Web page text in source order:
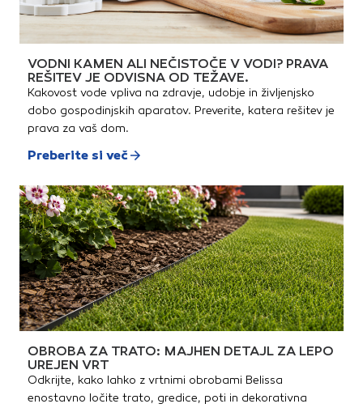
VODNI KAMEN ALI NEČISTOČE V VODI? PRAVA
REŠITEV JE ODVISNA OD TEŽAVE.
Kakovost vode vpliva na zdravje, udobje in življenjsko
dobo gospodinjskih aparatov. Preverite, katera rešitev je
prava za vaš dom.
Preberite si več
OBROBA ZA TRATO: MAJHEN DETAJL ZA LEPO
UREJEN VRT
Odkrijte, kako lahko z vrtnimi obrobami Belissa
enostavno ločite trato, gredice, poti in dekorativna